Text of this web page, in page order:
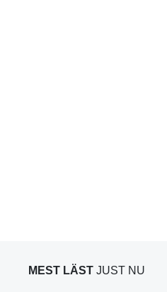
MEST LÄST JUST NU